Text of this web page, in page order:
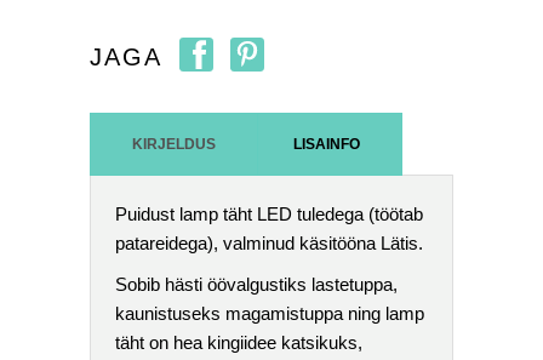
JAGA
KIRJELDUS LISAINFO
Puidust lamp täht LED tuledega (töötab
patareidega), valminud käsitööna Lätis.
Sobib hästi öövalgustiks lastetuppa,
kaunistuseks magamistuppa ning lamp
täht on hea kingiidee katsikuks,